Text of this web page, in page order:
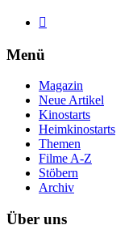

Menü
Magazin
Neue Artikel
Kinostarts
Heimkinostarts
Themen
Filme A-Z
Stöbern
Archiv
Über uns